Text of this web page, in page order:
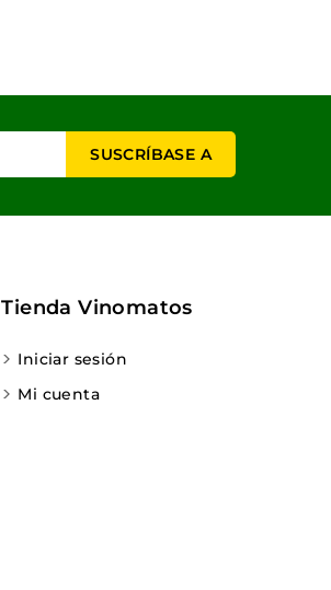
Tienda Vinomatos
Iniciar sesión
Mi cuenta